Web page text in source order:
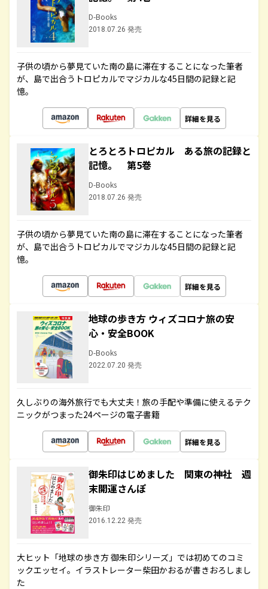
D-Books
2018.07.26 発売
子供の頃から夢見ていた南の島に滞在することになった筆者
が、島で出合うトロピカルでマジカルな45日間の記録と記
憶。
詳細を見る
とろとろトロピカル ある旅の記録と
記憶。 第5巻
D-Books
2018.07.26 発売
子供の頃から夢見ていた南の島に滞在することになった筆者
が、島で出合うトロピカルでマジカルな45日間の記録と記
憶。
詳細を見る
地球の歩き方 ウィズコロナ旅の安
心・安全BOOK
D-Books
2022.07.20 発売
久しぶりの海外旅行でも大丈夫！旅の手配や準備に使えるテク
ニックがつまった24ページの電子書籍
詳細を見る
御朱印はじめました 関東の神社 週
末開運さんぽ
御朱印
2016.12.22 発売
大ヒット「地球の歩き方 御朱印シリーズ」では初めてのコミ
ックエッセイ。イラストレーター柴田かおるが書きおろしまし
た